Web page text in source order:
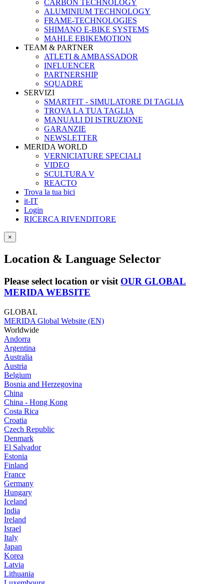
CARBON TECHNOLOGY
ALUMINIUM TECHNOLOGY
FRAME-TECHNOLOGIES
SHIMANO E-BIKE SYSTEMS
MAHLE EBIKEMOTION
TEAM & PARTNER
ATLETI & AMBASSADOR
INFLUENCER
PARTNERSHIP
SQUADRE
SERVIZI
SMARTFIT - SIMULATORE DI TAGLIA
TROVA LA TUA TAGLIA
MANUALI DI ISTRUZIONE
GARANZIE
NEWSLETTER
MERIDA WORLD
VERNICIATURE SPECIALI
VIDEO
SCULTURA V
REACTO
Trova la tua bici
it-IT
Login
RICERCA RIVENDITORE
×
Location & Language Selector
Please select location or visit OUR GLOBAL
MERIDA WEBSITE
GLOBAL
MERIDA Global Website (EN)
Worldwide
Andorra
Argentina
Australia
Austria
Belgium
Bosnia and Herzegovina
China
China - Hong Kong
Costa Rica
Croatia
Czech Republic
Denmark
El Salvador
Estonia
Finland
France
Germany
Hungary
Iceland
India
Ireland
Israel
Italy
Japan
Korea
Latvia
Lithuania